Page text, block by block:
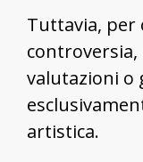
Tuttavia, per
valutazioni o
artistica.